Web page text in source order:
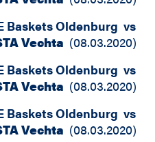
Baskets Oldenburg vs
Vechta (08.03.2020)
Baskets Oldenburg vs
Vechta (08.03.2020)
Baskets Oldenburg vs
Vechta (08.03.2020)